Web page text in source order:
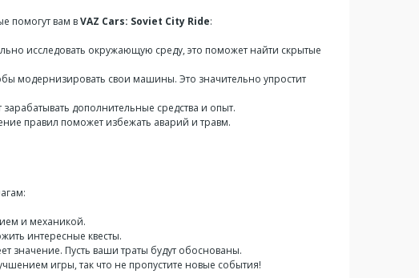
помогут вам вVAZ Cars: Soviet City Ride:
исследовать окружающую среду, это поможет найти скрытые
модернизировать свои машины. Это значительно упростит
дополнительные средства и опыт.
правил поможет избежать аварий и травм.
и механикой.
интересные квесты.
значение. Пусть ваши траты будут обоснованы.
игры, так что не пропустите новые события!